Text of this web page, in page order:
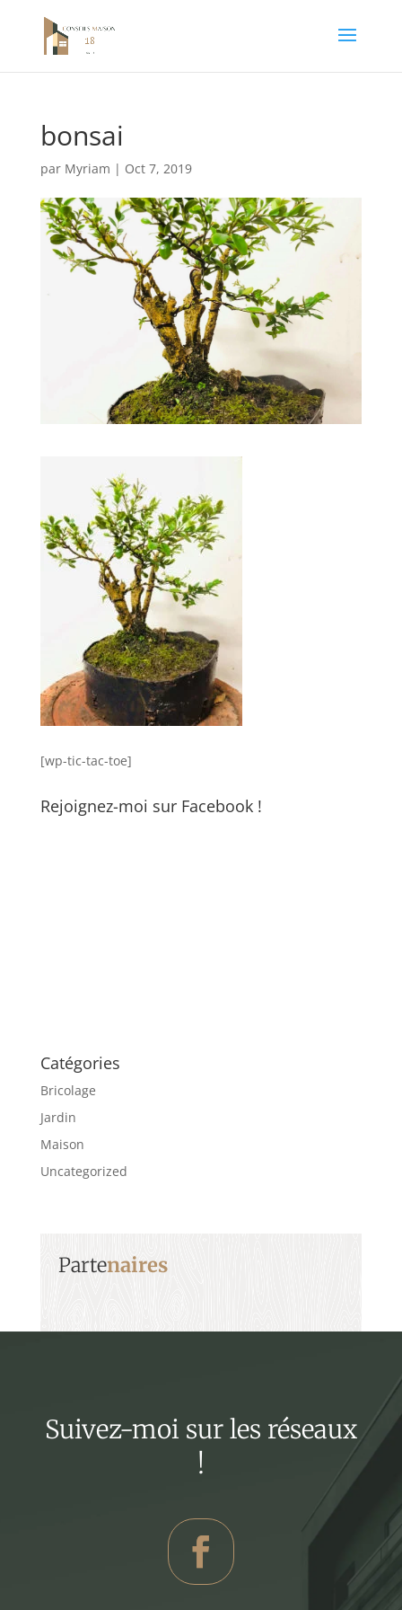
bonsai
par Myriam | Oct 7, 2019
[wp-tic-tac-toe]
Rejoignez-moi sur Facebook !
Catégories
Bricolage
Jardin
Maison
Uncategorized
Partenaires
Suivez-moi sur les réseaux
!